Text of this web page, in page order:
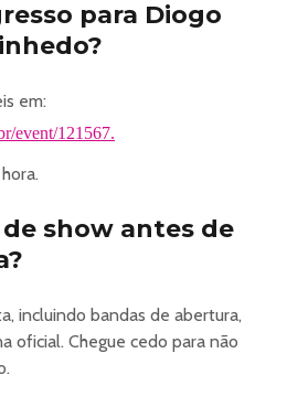
para Diogo
em:
event/121567.
show antes de
incluindo bandas de abertura,
oficial. Chegue cedo para não